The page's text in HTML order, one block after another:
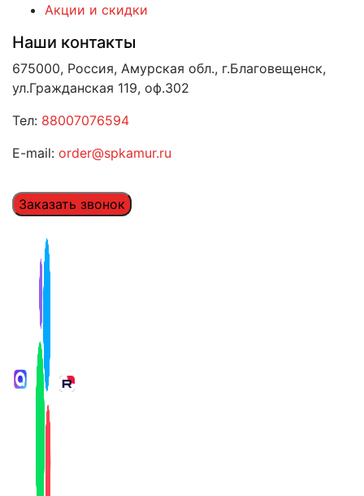
Акции и скидки
Наши контакты
675000, Россия, Амурская обл., г.Благовещенск,
ул.Гражданская 119, оф.302
Тел: 88007076594
E-mail: order@spkamur.ru
Заказать звонок